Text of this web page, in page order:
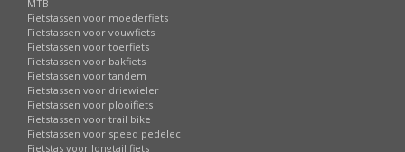
MTB
Fietstassen voor moederfiets
Fietstassen voor vouwfiets
Fietstassen voor toerfiets
Fietstassen voor bakfiets
Fietstassen voor tandem
Fietstassen voor driewieler
Fietstassen voor plooifiets
Fietstassen voor trail bike
Fietstassen voor speed pedelec
Fietstas voor longtail fiets